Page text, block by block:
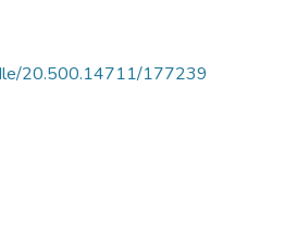
20.500.14711/177239